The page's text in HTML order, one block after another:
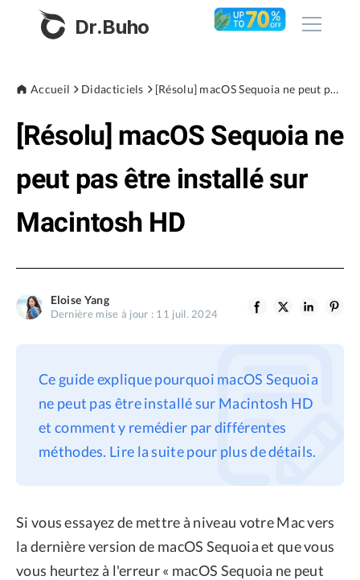
Dr.Buho
Produits
BuhoCleaner
BuhoUnlocker
BuhoRepair
BuhoLaunchpad
Boutique
Blog
Confidentialité
Conditions générales
Politique de
Accueil Didacticiels [Résolu] macOS Sequoia ne peut pas être installé sur Macintosh HD
[Résolu] macOS Sequoia ne
peut pas être installé sur
Macintosh HD
Eloise Yang
Dernière mise à jour : 11 juil. 2024
Ce guide explique pourquoi macOS Sequoia
ne peut pas être installé sur Macintosh HD
et comment y remédier par différentes
méthodes. Lire la suite pour plus de détails.
Si vous essayez de mettre à niveau votre Mac vers
la dernière version de macOS Sequoia et que vous
vous heurtez à l'erreur « macOS Sequoia ne peut